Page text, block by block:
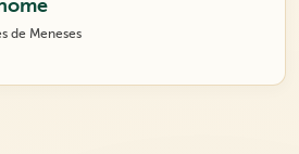
de Meneses